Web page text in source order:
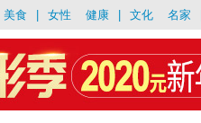
美食 女性 健康 文化 名家